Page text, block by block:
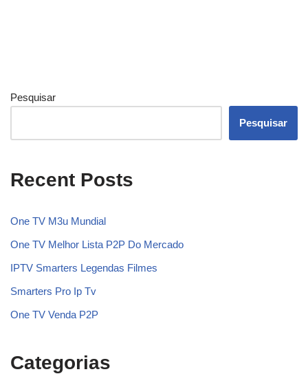
Pesquisar
Pesquisar
Recent Posts
One TV M3u Mundial
One TV Melhor Lista P2P Do Mercado
IPTV Smarters Legendas Filmes
Smarters Pro Ip Tv
One TV Venda P2P
Categorias